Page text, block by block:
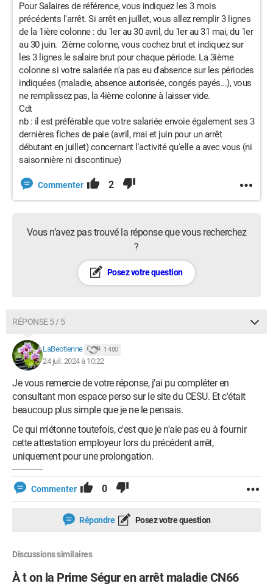
Pour Salaires de référence, vous indiquez les 3 mois
précédents l'arrêt. Si arrêt en juillet, vous allez remplir 3 lignes
de la 1ière colonne : du 1er au 30 avril, du 1er au 31 mai, du 1er
au 30 juin. 2ième colonne, vous cochez brut et indiquez sur
les 3 lignes le salaire brut pour chaque période. La 3ième
colonne si votre salariée n'a pas eu d'absence sur les périodes
indiquées (maladie, absence autorisée, congés payés...), vous
ne remplissez pas, la 4ième colonne à laisser vide.
Cdt
nb : il est préférable que votre salariée envoie également ses 3
dernières fiches de paie (avril, mai et juin pour un arrêt
débutant en juillet) concernant l'activité qu'elle a avec vous (ni
saisonnière ni discontinue)
Commenter 2
Vous n’avez pas trouvé la réponse que vous recherchez
?
Posez votre question
RÉPONSE 5 / 5
LaBeotienne 1 480
24 juil. 2024 à 10:22
Je vous remercie de votre réponse, j'ai pu compléter en
consultant mon espace perso sur le site du CESU. Et c'était
beaucoup plus simple que je ne le pensais.
Ce qui m'étonne toutefois, c'est que je n'aie pas eu à fournir
cette attestation employeur lors du précédent arrêt,
uniquement pour une prolongation.
Commenter 0
Répondre Posez votre question
Discussions similaires
À t on la Prime Ségur en arrêt maladie CN66